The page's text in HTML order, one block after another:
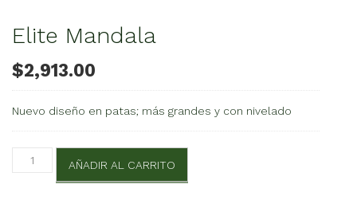
Elite Mandala
$2,913.00
Nuevo diseño en patas; más grandes y con nivelado
Elite
cantidad
AÑADIR AL CARRITO